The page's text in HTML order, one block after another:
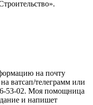
на почту
ватсап/телеграмм или
53-02. Моя помощница
и напишет